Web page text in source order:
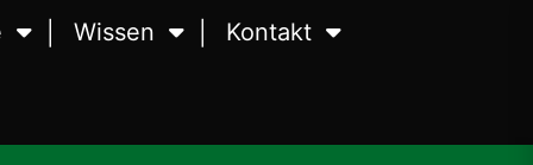
Wissen
Zerstäubungstechnik
Kontakt
Team